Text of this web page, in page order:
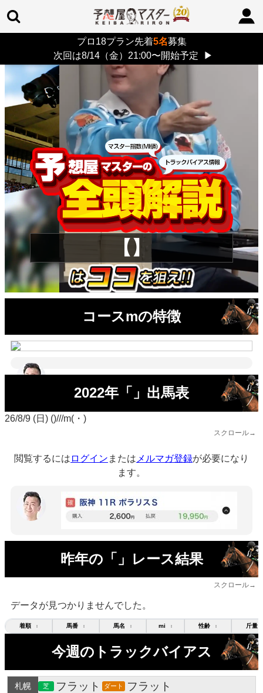
プロ18プラン先着5名募集
次回は8/14（金）21:00〜開始予定
▶
> 26/8/9 (日)
【】
コースmの特徴
2022年「」出馬表
26/8/9 (日) ()///m(・)
スクロール→
閲覧するには ログイン または メルマガ登録が必要になり
ます。
昨年の「」レース結果
スクロール→
データが見つかりませんでした。
着順 ↕ 馬番 ↕ 馬名 ↕ mi ↕ 性齢 ↕ 斤量
今週のトラックバイアス
札幌 芝 フラット ダート フラット